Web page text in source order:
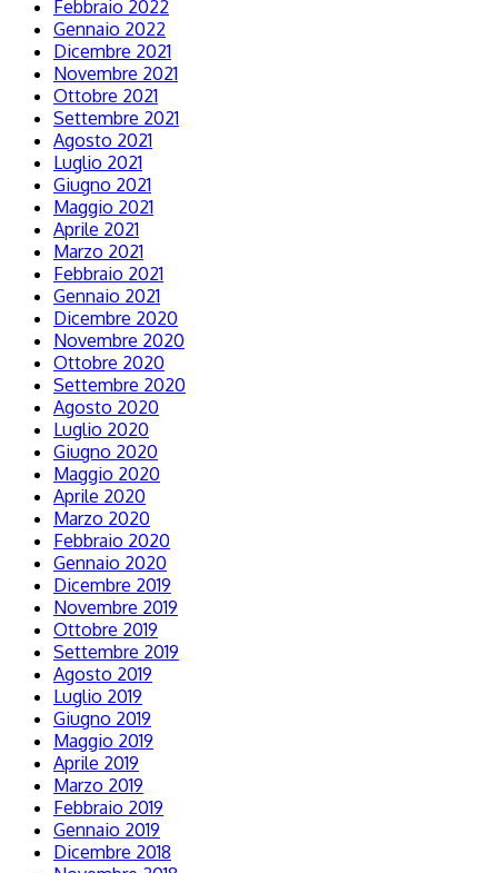
Febbraio 2022
Gennaio 2022
Dicembre 2021
Novembre 2021
Ottobre 2021
Settembre 2021
Agosto 2021
Luglio 2021
Giugno 2021
Maggio 2021
Aprile 2021
Marzo 2021
Febbraio 2021
Gennaio 2021
Dicembre 2020
Novembre 2020
Ottobre 2020
Settembre 2020
Agosto 2020
Luglio 2020
Giugno 2020
Maggio 2020
Aprile 2020
Marzo 2020
Febbraio 2020
Gennaio 2020
Dicembre 2019
Novembre 2019
Ottobre 2019
Settembre 2019
Agosto 2019
Luglio 2019
Giugno 2019
Maggio 2019
Aprile 2019
Marzo 2019
Febbraio 2019
Gennaio 2019
Dicembre 2018